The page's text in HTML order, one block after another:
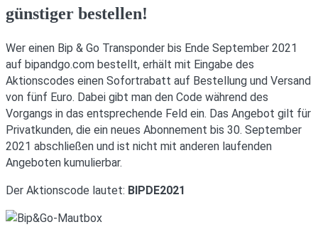
günstiger bestellen!
Wer einen Bip & Go Transponder bis Ende September 2021
auf bipandgo.com bestellt, erhält mit Eingabe des
Aktionscodes einen Sofortrabatt auf Bestellung und Versand
von fünf Euro. Dabei gibt man den Code während des
Vorgangs in das entsprechende Feld ein. Das Angebot gilt für
Privatkunden, die ein neues Abonnement bis 30. September
2021 abschließen und ist nicht mit anderen laufenden
Angeboten kumulierbar.
Der Aktionscode lautet: BIPDE2021